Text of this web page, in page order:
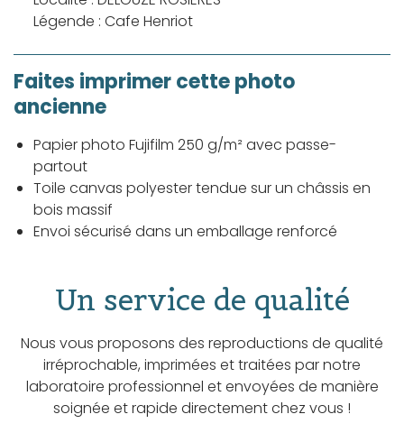
Légende : Cafe Henriot
Faites imprimer cette photo
ancienne
Papier photo Fujifilm 250 g/m² avec passe-
partout
Toile canvas polyester tendue sur un châssis en
bois massif
Envoi sécurisé dans un emballage renforcé
Un service de qualité
Nous vous proposons des reproductions de qualité
irréprochable, imprimées et traitées par notre
laboratoire professionnel et envoyées de manière
soignée et rapide directement chez vous !